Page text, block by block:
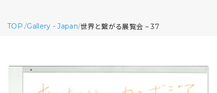
TOP /Gallery - Japan/世界と繋がる展覧会 – 37